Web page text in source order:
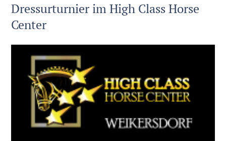
Dressurturnier im High Class Horse
Center